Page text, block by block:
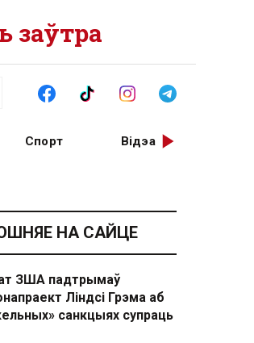
заўтра
Спорт Відэа
НА САЙЦЕ
ЗША падтрымаў
Ліндсі Грэма аб
санкцыях супраць